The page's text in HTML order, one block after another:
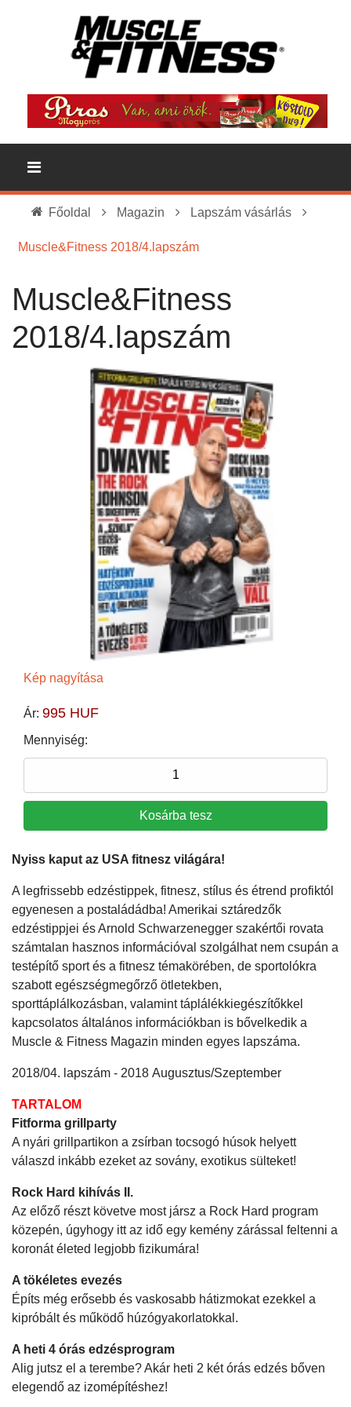
Főoldal Magazin Lapszám vásárlás
Muscle&Fitness 2018/4.lapszám
Muscle&Fitness
2018/4.lapszám
Kép nagyítása
Ár: 995 HUF
Mennyiség:
Nyiss kaput az USA fitnesz világára!
A legfrissebb edzéstippek, fitnesz, stílus és étrend profiktól
egyenesen a postaládádba! Amerikai sztáredzők
edzéstippjei és Arnold Schwarzenegger szakértői rovata
számtalan hasznos információval szolgálhat nem csupán a
testépítő sport és a fitnesz témakörében, de sportolókra
szabott egészségmegőrző ötletekben,
sporttáplálkozásban, valamint táplálékkiegészítőkkel
kapcsolatos általános információkban is bővelkedik a
Muscle & Fitness Magazin minden egyes lapszáma.
2018/04. lapszám - 2018 Augusztus/Szeptember
TARTALOM
Fitforma grillparty
A nyári grillpartikon a zsírban tocsogó húsok helyett
válaszd inkább ezeket az sovány, exotikus sülteket!
Rock Hard kihívás II.
Az előző részt követve most jársz a Rock Hard program
közepén, úgyhogy itt az idő egy kemény zárással feltenni a
koronát életed legjobb fizikumára!
A tökéletes evezés
Építs még erősebb és vaskosabb hátizmokat ezekkel a
kipróbált és működő húzógyakorlatokkal.
A heti 4 órás edzésprogram
Alig jutsz el a terembe? Akár heti 2 két órás edzés bőven
elegendő az izomépítéshez!